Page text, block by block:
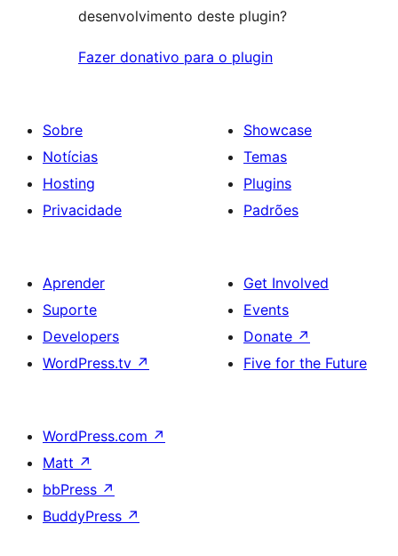
desenvolvimento deste plugin?
Fazer donativo para o plugin
Sobre
Notícias
Hosting
Privacidade
Showcase
Temas
Plugins
Padrões
Aprender
Suporte
Developers
WordPress.tv ↗
Get Involved
Events
Donate ↗
Five for the Future
WordPress.com ↗
Matt ↗
bbPress ↗
BuddyPress ↗